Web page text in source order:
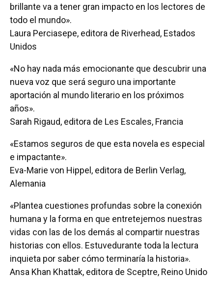
brillante va a tener gran impacto en los lectores de
todo el mundo».
Laura Perciasepe, editora de Riverhead, Estados
Unidos
«No hay nada más emocionante que descubrir una
nueva voz que será seguro una importante
aportación al mundo literario en los próximos
años».
Sarah Rigaud, editora de Les Escales, Francia
«Estamos seguros de que esta novela es especial
e impactante».
Eva-Marie von Hippel, editora de Berlin Verlag,
Alemania
«Plantea cuestiones profundas sobre la conexión
humana y la forma en que entretejemos nuestras
vidas con las de los demás al compartir nuestras
historias con ellos. Estuvedurante toda la lectura
inquieta por saber cómo terminaría la historia».
Ansa Khan Khattak, editora de Sceptre, Reino Unido